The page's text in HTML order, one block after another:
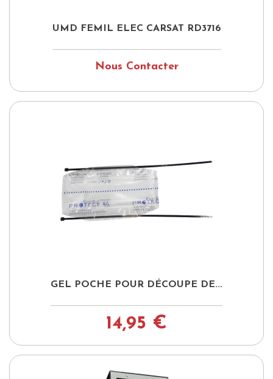
UMD FEMIL ELEC CARSAT RD3716
Nous Contacter
GEL POCHE POUR DÉCOUPE DE...
14,95 €